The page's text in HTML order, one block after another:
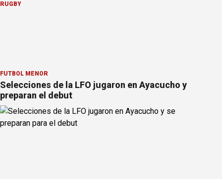
RUGBY
FÚTBOL MENOR
Selecciones de la LFO jugaron en Ayacucho y
preparan el debut